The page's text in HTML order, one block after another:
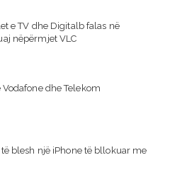
e TV dhe Digitalb falas në
nëpërmjet VLC
dhe Telekom
blesh një iPhone të bllokuar me